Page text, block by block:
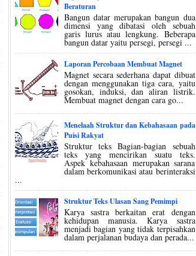
Beraturan
Bangun datar merupakan bangun dua
dimensi yang dibatasi oleh sebuah
garis lurus atau lengkung. Beberapa
bangun datar yaitu persegi, persegi ...
Laporan Percobaan Membuat Magnet
Magnet secara sederhana dapat dibuat
dengan menggunakan tiga cara, yaitu
gosokan, induksi, dan aliran listrik.
Membuat magnet dengan cara go...
Menelaah Struktur dan Kebahasaan pada
Puisi Rakyat
Struktur teks Bagian-bagian sebuah
teks yang mencirikan suatu teks.
Aspek kebahasaan merupakan sarana
dalam berkomunikasi atau berinteraksi
...
Struktur Teks Ulasan Sang Pemimpi
Karya sastra berkaitan erat dengan
kehidupan manusia. Karya sastra
menjadi bagian yang tidak terpisahkan
dalam perjalanan budaya dan perada...